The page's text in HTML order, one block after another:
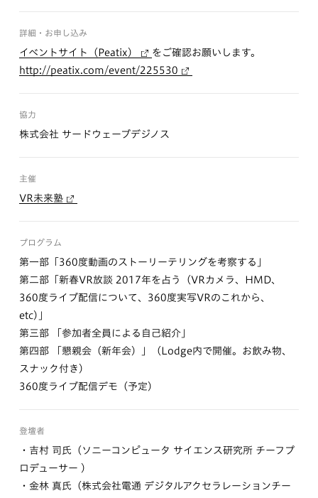
詳細・お申し込み
イベントサイト（Peatix）
をご確認お願いします。
http://peatix.com/event/225530
協力
株式会社 サードウェーブデジノス
主催
VR未来塾
プログラム
第一部「360度動画のストーリーテリングを考察する」
第二部「新春VR放談 2017年を占う（VRカメラ、HMD、
360度ライブ配信について、360度実写VRのこれから、
etc)」
第三部 「参加者全員による自己紹介」
第四部 「懇親会（新年会）」（Lodge内で開催。お飲み物、
スナック付き）
360度ライブ配信デモ（予定）
登壇者
・吉村 司氏（ソニーコンピュータ サイエンス研究所 チーフプ
ロデューサー ）
・金林 真氏（株式会社電通 デジタルアクセラレーションチー